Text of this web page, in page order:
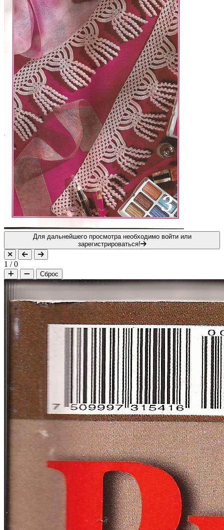
Для дальнейшего просмотра необходимо войти или
зарегистрироваться!
1 /0
Сброс